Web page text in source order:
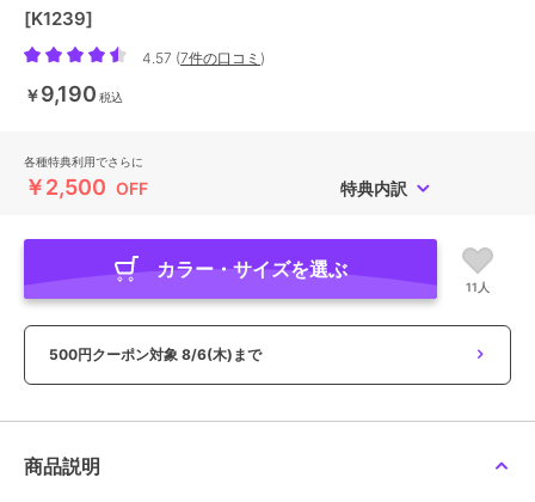
[K1239]
4.57 (7件の口コミ )
￥9,190 税込
各種特典利用でさらに
￥2,500 OFF 特典内訳
カラー・サイズを選ぶ
11人
500円クーポン対象 8/6(木)まで
商品説明